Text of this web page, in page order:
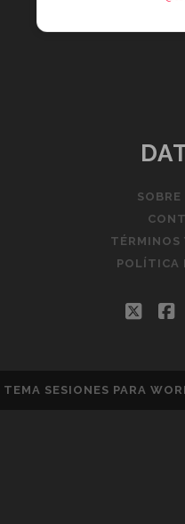
TÉRMINOS
POLÍTICA
TEMA SESIONES PARA